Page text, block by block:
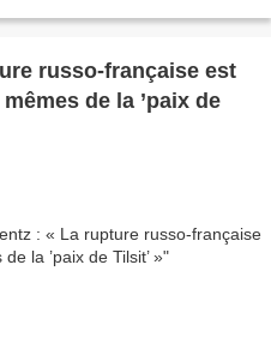
russo-française est
de la ’paix de